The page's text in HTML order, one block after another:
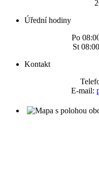
Úřední hodiny
Po
St
Kontakt
E-mail: